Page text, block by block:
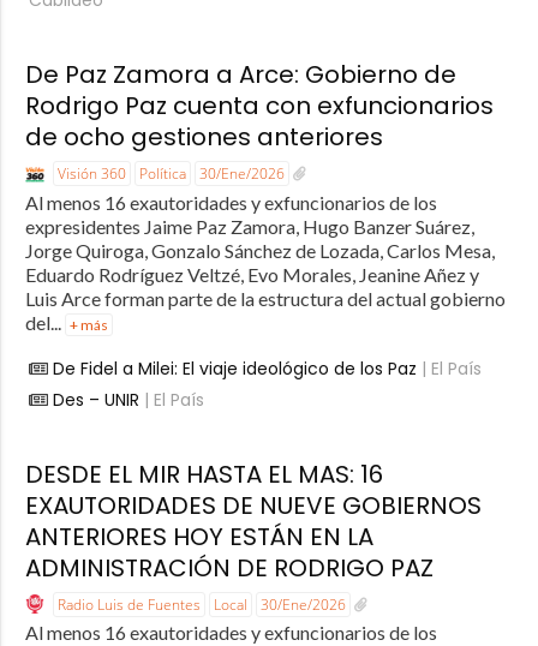
De Paz Zamora a Arce: Gobierno de
Rodrigo Paz cuenta con exfuncionarios
de ocho gestiones anteriores
Visión 360 Política 30/Ene/2026
Al menos 16 exautoridades y exfuncionarios de los
expresidentes Jaime Paz Zamora, Hugo Banzer Suárez,
Jorge Quiroga, Gonzalo Sánchez de Lozada, Carlos Mesa,
Eduardo Rodríguez Veltzé, Evo Morales, Jeanine Añez y
Luis Arce forman parte de la estructura del actual gobierno
del...
+ más
De Fidel a Milei: El viaje ideológico de los Paz | El País
Des – UNIR | El País
DESDE EL MIR HASTA EL MAS: 16
EXAUTORIDADES DE NUEVE GOBIERNOS
ANTERIORES HOY ESTÁN EN LA
ADMINISTRACIÓN DE RODRIGO PAZ
Radio Luis de Fuentes Local 30/Ene/2026
Al menos 16 exautoridades y exfuncionarios de los